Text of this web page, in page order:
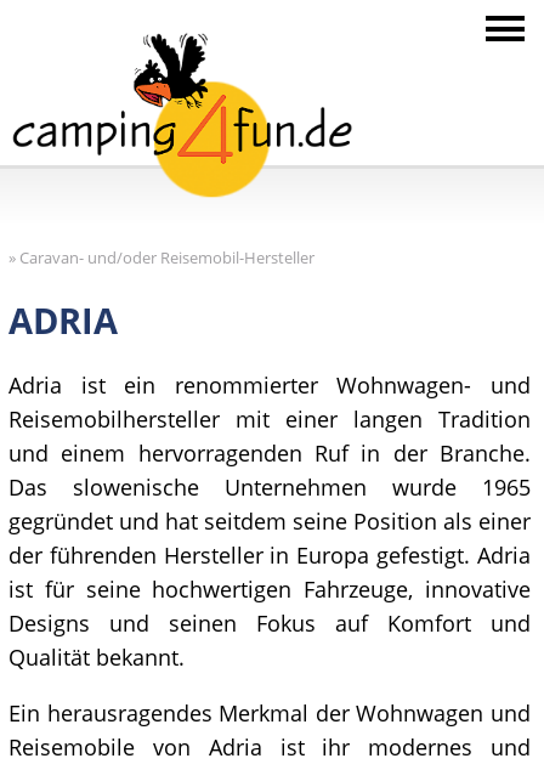
» Caravan- und/oder Reisemobil-Hersteller
ADRIA
Adria ist ein renommierter Wohnwagen- und
Reisemobilhersteller mit einer langen Tradition
und einem hervorragenden Ruf in der Branche.
Das slowenische Unternehmen wurde 1965
gegründet und hat seitdem seine Position als einer
der führenden Hersteller in Europa gefestigt. Adria
ist für seine hochwertigen Fahrzeuge, innovative
Designs und seinen Fokus auf Komfort und
Qualität bekannt.
Ein herausragendes Merkmal der Wohnwagen und
Reisemobile von Adria ist ihr modernes und